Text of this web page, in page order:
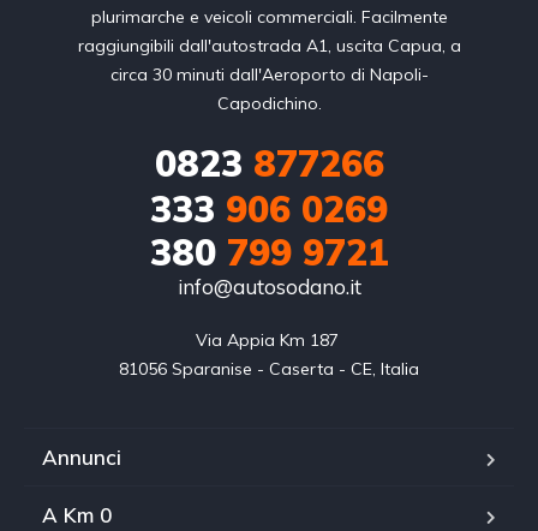
plurimarche e veicoli commerciali. Facilmente
raggiungibili dall'autostrada A1, uscita Capua, a
circa 30 minuti dall'Aeroporto di Napoli-
Capodichino.
0823 877266
333 906 0269
380799 9721
info@autosodano.it
Via Appia Km 187
81056 Sparanise - Caserta - CE, Italia
Annunci
A Km 0